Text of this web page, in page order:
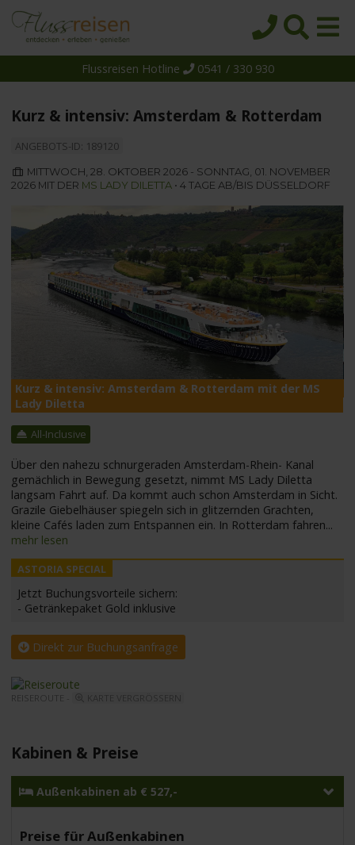
Reedereien
Schiffe
Wissen
Flussreisen Hotline 0541 / 330 930
Kurz & intensiv: Amsterdam & Rotterdam
ANGEBOTS-ID: 189120
MITTWOCH, 28. OKTOBER 2026 - SONNTAG, 01. NOVEMBER
2026 MIT DER MS LADY DILETTA • 4 TAGE AB/BIS DÜSSELDORF
Kurz & intensiv: Amsterdam & Rotterdam mit der MS
Lady Diletta
All-Inclusive
Über den nahezu schnurgeraden Amsterdam-Rhein- Kanal
gemächlich in Bewegung gesetzt, nimmt MS Lady Diletta
langsam Fahrt auf. Da kommt auch schon Amsterdam in Sicht.
Grazile Giebelhäuser spiegeln sich in glitzernden Grachten,
kleine Cafés laden zum Entspannen ein. In Rotterdam fahren...
mehr lesen
Jetzt Buchungsvorteile sichern:
- Getränkepaket Gold inklusive
Direkt zur Buchungsanfrage
REISEROUTE -
Kabinen & Preise
Außenkabinen ab € 527,-
Preise für Außenkabinen